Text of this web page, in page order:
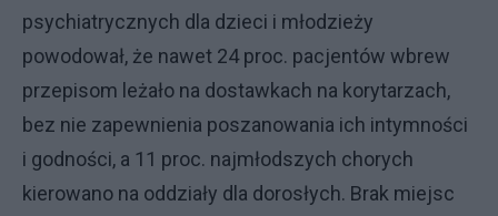
psychiatrycznych dla dzieci i młodzieży
powodował, że nawet 24 proc. pacjentów wbrew
przepisom leżało na dostawkach na korytarzach,
bez nie zapewnienia poszanowania ich intymności
i godności, a 11 proc. najmłodszych chorych
kierowano na oddziały dla dorosłych. Brak miejsc